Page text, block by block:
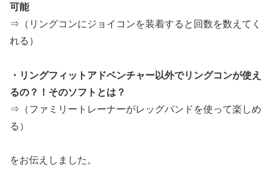
可能
⇒（リングコンにジョイコンを装着すると回数を数えてく
れる）
・リングフィットアドベンチャー以外でリングコンが使え
るの？！そのソフトとは？
⇒（ファミリートレーナーがレッグバンドを使って楽しめ
る）
をお伝えしました。